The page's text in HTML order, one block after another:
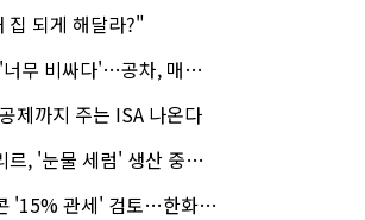
집 되게 해달라?"
싸다'…공차, 매각 성공할까
제까지 주는 ISA 나온다
, '눈물 세럼' 생산 중단한다
세' 검토…한화큐셀·OCI 영향은?